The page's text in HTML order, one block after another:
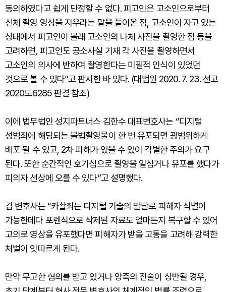
동의하였다고 쉽게 단정할 수 없다. 피고인은 고소인으로부터
신체 촬영 영상을 지우라는 말을 들어온 점, 고소인이 자고 있는
상태에서 피고인이 몰래 고소인의 나체 사진을 촬영한 점 등을
고려하면, 피고인도 공소사실 기재 각 사진을 촬영하면서
고소인의 의사에 반하여 촬영한다는 미필적 인식이 있었던
것으로 볼 수 있다”고 판시한 바 있다. (대법원 2020. 7. 23. 선고
2020도6285 판결 참조)
이에 법무법인 성지파트너스 김한수 대표변호사는 “디지털
성범죄에 해당되는 불법촬영물이 한 번 유포되면 광범위하게
배포 될 수 있고, 2차 피해가 있을 수 있어 각별한 주의가 요구
된다. 또한 순간적인 호기심으로 촬영을 일삼거나 유포를 했다가
피의자 선상에 오를 수 있다”고 설명했다.
김 변호사는 “카촬죄는 디지털 기술의 발달로 피해자 식별이
가능한데다 포렌식으로 삭제된 자료도 얼마든지 복구할 수 있어
고의로 영상을 유포했다면 피해자가 받을 고통을 고려해 강력한
처벌이 잇따르게 된다.
만약 무고한 혐의를 받고 있거나 양측의 진술이 상반될 경우,